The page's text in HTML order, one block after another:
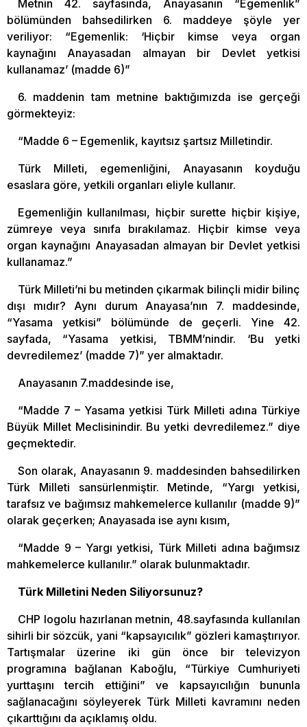
Metnin 42. sayfasında, Anayasanın “Egemenlik”
bölümünden bahsedilirken 6. maddeye şöyle yer
veriliyor: “Egemenlik: ‘Hiçbir kimse veya organ
kaynağını Anayasadan almayan bir Devlet yetkisi
kullanamaz’ (madde 6)”
6. maddenin tam metnine baktığımızda ise gerçeği
görmekteyiz:
“Madde 6 – Egemenlik, kayıtsız şartsız Milletindir.
Türk Milleti, egemenliğini, Anayasanın koyduğu
esaslara göre, yetkili organları eliyle kullanır.
Egemenliğin kullanılması, hiçbir surette hiçbir kişiye,
zümreye veya sınıfa bırakılamaz. Hiçbir kimse veya
organ kaynağını Anayasadan almayan bir Devlet yetkisi
kullanamaz.”
Türk Milleti’ni bu metinden çıkarmak bilinçli midir bilinç
dışı mıdır? Aynı durum Anayasa’nın 7. maddesinde,
“Yasama yetkisi” bölümünde de geçerli. Yine 42.
sayfada, “Yasama yetkisi, TBMM’nindir. ‘Bu yetki
devredilemez’ (madde 7)” yer almaktadır.
Anayasanın 7.maddesinde ise,
“Madde 7 – Yasama yetkisi Türk Milleti adına Türkiye
Büyük Millet Meclisinindir. Bu yetki devredilemez.” diye
geçmektedir.
Son olarak, Anayasanın 9. maddesinden bahsedilirken
Türk Milleti sansürlenmiştir. Metinde, “Yargı yetkisi,
tarafsız ve bağımsız mahkemelerce kullanılır (madde 9)”
olarak geçerken; Anayasada ise aynı kısım,
“Madde 9 – Yargı yetkisi, Türk Milleti adına bağımsız
mahkemelerce kullanılır.” olarak bulunmaktadır.
Türk Milletini Neden Siliyorsunuz?
CHP logolu hazırlanan metnin, 48.sayfasında kullanılan
sihirli bir sözcük, yani “kapsayıcılık” gözleri kamaştırıyor.
Tartışmalar üzerine iki gün önce bir televizyon
programına bağlanan Kaboğlu, “Türkiye Cumhuriyeti
yurttaşını tercih ettiğini” ve kapsayıcılığın bununla
sağlanacağını söyleyerek Türk Milleti kavramını neden
çıkarttığını da açıklamış oldu.